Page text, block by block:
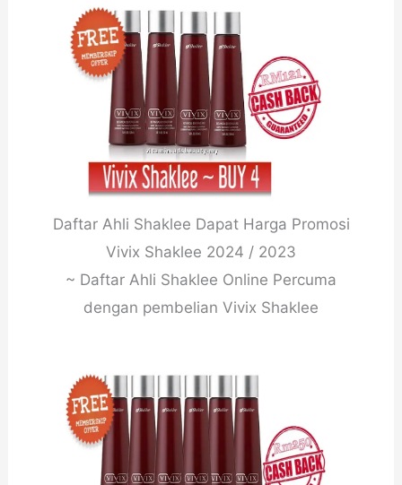
Daftar Ahli Shaklee Dapat Harga Promosi
Vivix Shaklee 2024 / 2023
~ Daftar Ahli Shaklee Online Percuma
dengan pembelian Vivix Shaklee